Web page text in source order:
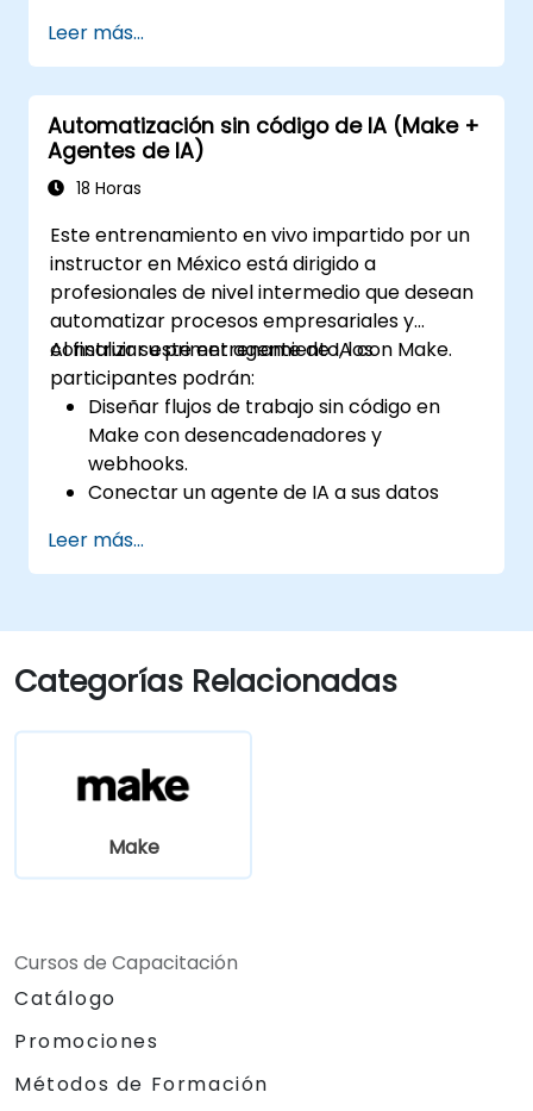
integradas.
Sincronizar datos entre herramientas de
marketing como Mailchimp, HubSpot y
plataformas de redes sociales.
Supervisar y analizar flujos de trabajo
automatizados para optimizar el
Adoptar buenas prácticas para
estrategias de automatización de
marketing escalables.
Leer más...
Automatización sin código de IA (Make +
Agentes de IA)
18 Horas
Este entrenamiento en vivo impartido por un
instructor en México está dirigido a
profesionales de nivel intermedio que desean
automatizar procesos empresariales y
construir su primer agente de IA con Make.
Al finalizar este entrenamiento, los
participantes podrán:
Diseñar flujos de trabajo sin código en
Make con desencadenadores y
webhooks.
Conectar un agente de IA a sus datos
Automatizar un proceso real de principio
a fin, con manejo de errores y monitoreo.
Leer más...
Categorías Relacionadas
Make
Cursos de Capacitación
Catálogo
Promociones
Métodos de Formación